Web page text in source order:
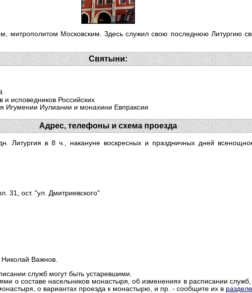
митрополитом Московским. Здесь служил свою последнюю Литургию
Святыни:
исповедников Российских
Игумении Иулиании и монахини Евпраксии
Адрес, телефоны и схема проезда
Литургия в 8 ч., накануне воскресных и праздничных дней
31, ост. "ул. Дмитриевского"
Важнов.
служб могут быть устаревшими.
о составе насельников монастыря, об изменениях в расписании
о вариантах проезда к монастырю, и пр. - сообщите их в